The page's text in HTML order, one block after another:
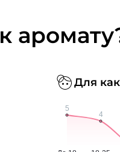
Для